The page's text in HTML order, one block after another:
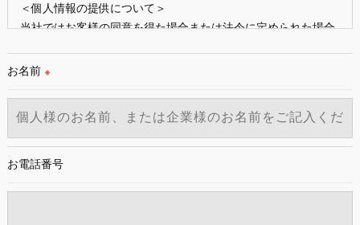
＜個人情報の提供について＞
当社ではお客様の同意を得た場合または法令に定められた場合
取得した個人情報を第三者に提供することはいたしません。
当社では、利用目的の達成に必要な範囲において、個人情報を
外部に委託する場合があります。
これらの委託先に対しては個人情報保護契約等の措置をとり、
お名前 ※
お電話番号